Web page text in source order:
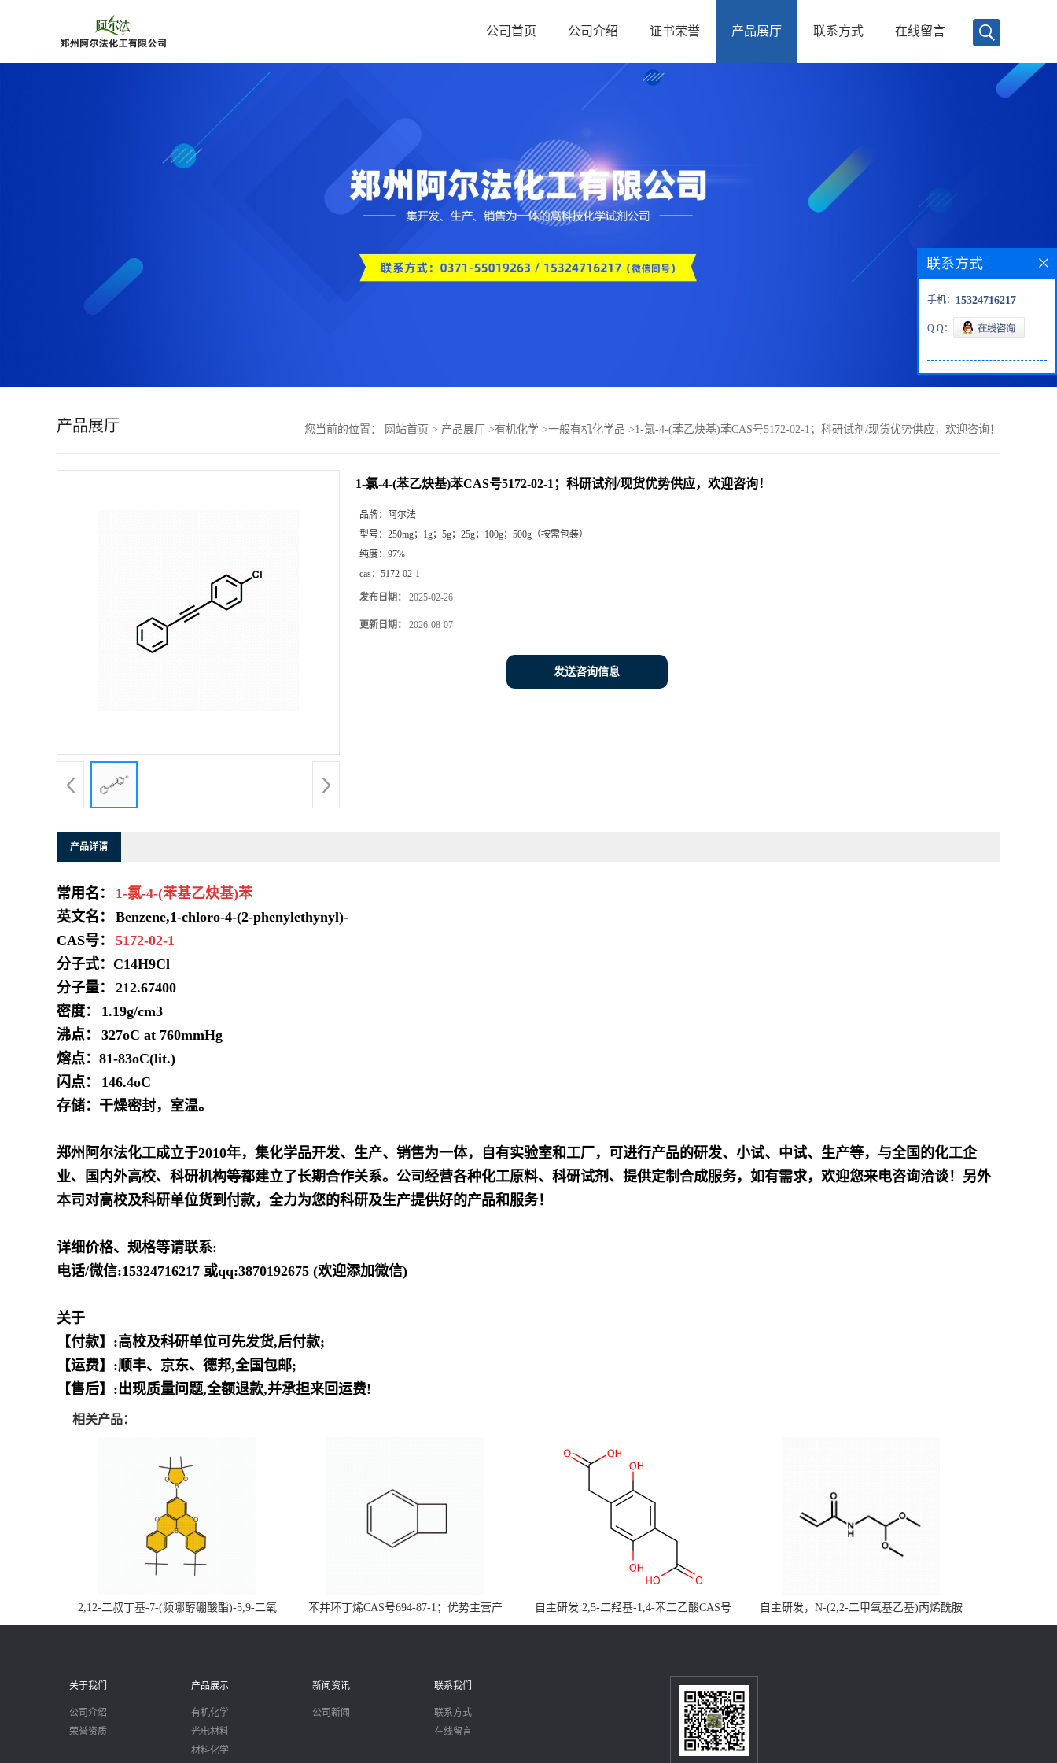
公司首页 公司介绍 证书荣誉 产品展厅 联系方式 在线留言
产品展厅 您当前的位置： 网站首页 > 产品展厅 >有机化学 >一般有机化学品 >1-氯-4-(苯乙炔基)苯CAS号5172-02-1；科研试剂/现货优势供应，欢迎咨询！
1-氯-4-(苯乙炔基)苯CAS号5172-02-1；科研试剂/现货优势供应，欢迎咨询！
品牌： 阿尔法
型号： 250mg；1g；5g；25g；100g；500g（按需包装）
纯度： 97%
cas： 5172-02-1
发布日期： 2025-02-26
更新日期： 2026-08-07
发送咨询信息
产品详请
常用名：
1-氯-4-(苯基乙炔基)苯
英文名：
Benzene,1-chloro-4-(2-phenylethynyl)-
CAS号：
5172-02-1
分子式： C14H9Cl
分子量：
212.67400
密度：
1.19g/cm3
沸点：
327oC at 760mmHg
熔点： 81-83oC(lit.)
闪点：
146.4oC
存储：干燥密封，室温。
郑州阿尔法化工成立于2010年，集化学品开发、生产、销售为一体，自有实验室和工厂，可进行产品的研发、小试、中试、生产等，与全国的化工企
业、国内外高校、科研机构等都建立了长期合作关系。公司经营各种化工原料、科研试剂、提供定制合成服务，如有需求，欢迎您来电咨询洽谈！另外
本司对高校及科研单位货到付款，全力为您的科研及生产提供好的产品和服务！
详细价格、规格等请联系:
电话/微信:15324716217 或qq:3870192675 (欢迎添加微信)
关于
【付款】:高校及科研单位可先发货,后付款;
【运费】:顺丰、京东、德邦,全国包邮;
【售后】:出现质量问题,全额退款,并承担来回运费!
相关产品：
2,12-二叔丁基-7-(频哪醇硼酸酯)-5,9-二氧
杂-13b-硼萘并[3,2,1-de]蒽CAS号2648896-
苯并环丁烯CAS号694-87-1；优势主营产
品，现货直发，大小包装均可
自主研发 2,5-二羟基-1,4-苯二乙酸CAS号
5488-16-4；公斤级现货优势供应，质量保
自主研发，N-(2,2-二甲氧基乙基)丙烯酰胺
CAS号49707-23-5；丙烯酰胺类单体优势供
联系方式
手机： 15324716217
Q Q：
关于我们
公司介绍
荣誉资质
产品展示
有机化学
光电材料
材料化学
新闻资讯
公司新闻
联系我们
联系方式
在线留言